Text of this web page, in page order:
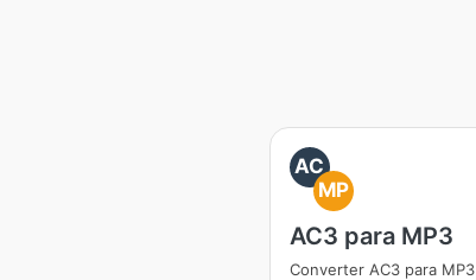
AC
MP
AC3 para MP3
Converter AC3 para MP3